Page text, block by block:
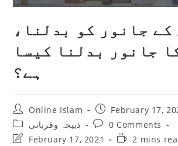
کے جانور کو بدلنا،
جانور بدلنا کیسا
ہے؟
Post
author:
Online Islam
Post
published:
February 17,
Post
category:
ذبیحہ وقربانی
Post
comments:
0 Comments
PostFebruary 17, 2021
Reading
2 mins